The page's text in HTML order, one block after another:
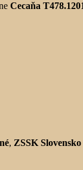
Cecaňa
, ZSSK Slovensko